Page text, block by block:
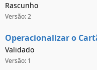
Rascunho
Versão: 2
Operacionalizar o
Validado
Versão: 1